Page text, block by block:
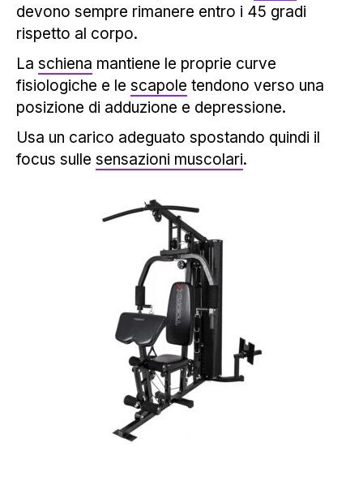
devono sempre rimanere entro i 45 gradi
rispetto al corpo.
La schiena mantiene le proprie curve
fisiologiche e le scapole tendono verso una
posizione di adduzione e depressione.
Usa un carico adeguato spostando quindi il
focus sulle sensazioni muscolari.